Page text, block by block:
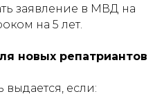
заявление в МВД на
на 5 лет.
новых репатриантов
выдается, если: